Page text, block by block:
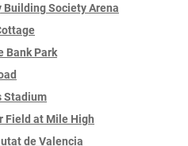
Society Arena
Bank Park
Stadium
Field at Mile High
de Valencia